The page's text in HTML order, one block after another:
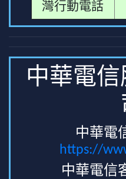
灣行動電話
中華電
中華電
https://
中華電信